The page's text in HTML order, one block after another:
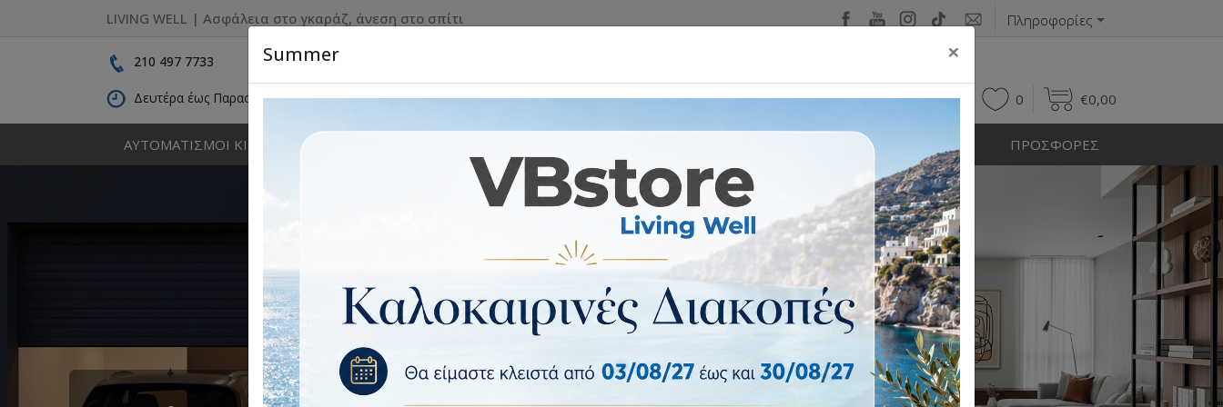
LIVING WELL | Ασφάλεια στο γκαράζ, άνεση στο σπίτι Πληροφορίες
210 497 7733
Δευτέρα έως Παρασκευή: 09:00 - 16:30 0 0 €0,00
ΑΥΤΟΜΑΤΙΣΜΟΙ ΚΙΝΗΣΗΣ ΕΙΔΗ ΕΞΩΤΕΡΙΚΟΥ ΧΩΡΟΥ ΠΡΟΣΦΟΡΕΣ
Summer ×